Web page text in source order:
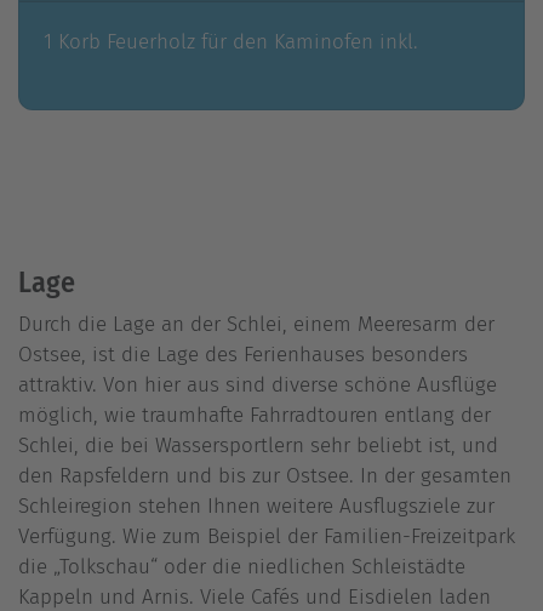
1 Korb Feuerholz für den Kaminofen inkl.
Lage
Durch die Lage an der Schlei, einem Meeresarm der
Ostsee, ist die Lage des Ferienhauses besonders
attraktiv. Von hier aus sind diverse schöne Ausflüge
möglich, wie traumhafte Fahrradtouren entlang der
Schlei, die bei Wassersportlern sehr beliebt ist, und
den Rapsfeldern und bis zur Ostsee. In der gesamten
Schleiregion stehen Ihnen weitere Ausflugsziele zur
Verfügung. Wie zum Beispiel der Familien-Freizeitpark
die „Tolkschau“ oder die niedlichen Schleistädte
Kappeln und Arnis. Viele Cafés und Eisdielen laden